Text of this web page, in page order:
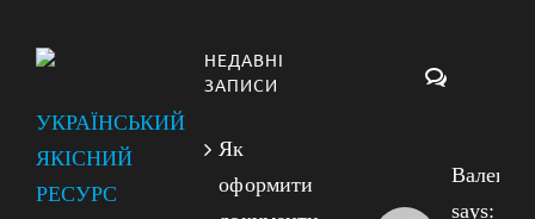
УКРАЇНСЬКИЙ
ЯКІСНИЙ
РЕСУРС
НЕДАВНІ
ЗАПИСИ
Як
оформити
says: